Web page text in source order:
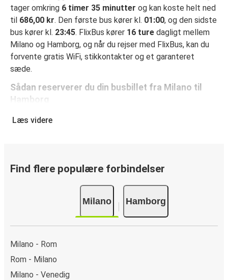
tager omkring 6 timer 35 minutter og kan koste helt ned
til 686,00 kr. Den første bus kører kl. 01:00, og den sidste
bus kører kl. 23:45. FlixBus kører 16 ture dagligt mellem
Milano og Hamborg, og når du rejser med FlixBus, kan du
forvente gratis WiFi, stikkontakter og et garanteret
sæde.
Sådan reserverer du din busbillet fra Milano til
Hamborg
Det er virkelig nemt at reserverer en billet hos FlixBus: på
flere sikre onlinebetalingsmetoder som kreditkort, Paypal,
Læs videre
Find flere populære forbindelser
Milano Hamborg
Milano - Rom
Rom - Milano
Milano - Venedig